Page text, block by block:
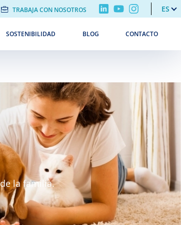
TRABAJA CON NOSOTROS ES
SOSTENIBILIDAD BLOG CONTACTO
la familia.